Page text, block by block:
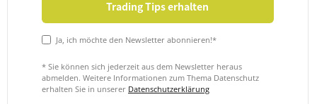
Ja, ich möchte den Newsletter abonnieren!*
* Sie können sich jederzeit aus dem Newsletter heraus
abmelden. Weitere Informationen zum Thema Datenschutz
erhalten Sie in unserer Datenschutzerklärung